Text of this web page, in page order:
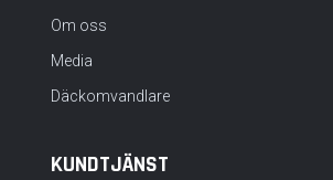
Om oss
Media
Däckomvandlare
KUNDTJÄNST